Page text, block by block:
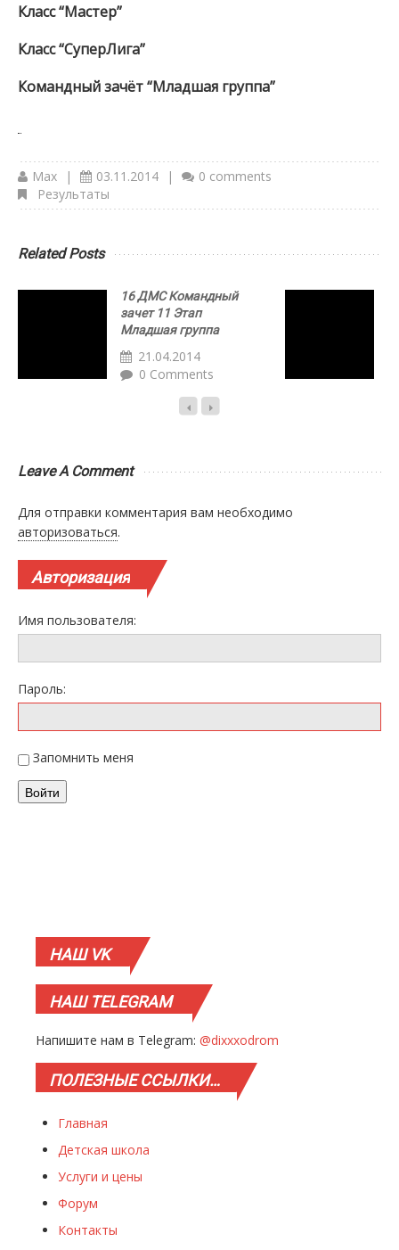
Класс “Мастер”
Класс “СуперЛига”
Командный зачёт “Младшая группа”
Max | 03.11.2014 |
0 comments
Результаты
Related Posts
16 ДМС Командный
зачет 11 Этап
Младшая группа
21.04.2014
0 Comments
Leave A Comment
Для отправки комментария вам необходимо
авторизоваться.
Авторизация
Имя пользователя:
Пароль:
Запомнить меня
Войти
НАШVK
НАШTELEGRAM
Напишите нам в Telegram: @dixxxodrom
ПОЛЕЗНЫЕССЫЛКИ…
Главная
Детская школа
Услуги и цены
Форум
Контакты